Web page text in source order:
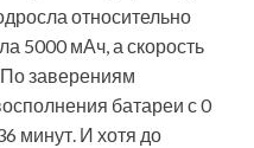
относительно
5000 мАч, а скорость
По заверениям
батареи с 0
минут. И хотя до